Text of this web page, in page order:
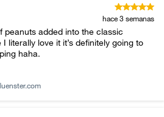
hace 3 semanas
peanuts added into the classic
literally love it it’s definitely going to
haha.